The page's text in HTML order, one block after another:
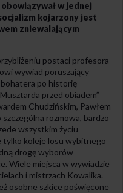
w jednej
kojarzony jest
zniewalającym
postaci profesora
wywiad poruszający
po historię
przed obiadem”
Chudzińskim, Pawłem
rozmowa, bardzo
wszystkim życiu
tylko koleje losu wybitnego
drogę wyborów
Wiele miejsca w wywiadzie
i mistrzach Kowalika.
osobne szkice poświęcone